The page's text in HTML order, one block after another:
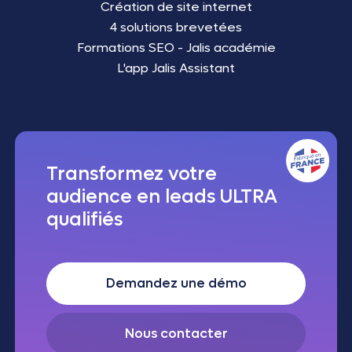
Création de site internet
4 solutions brevetées
Formations SEO - Jalis académie
L'app Jalis Assistant
Transformez votre
audience en leads ULTRA
qualifiés
Demandez une démo
Nous contacter